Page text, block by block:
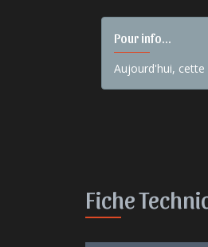
Pour info...
Aujourd'hui, cette
Fiche